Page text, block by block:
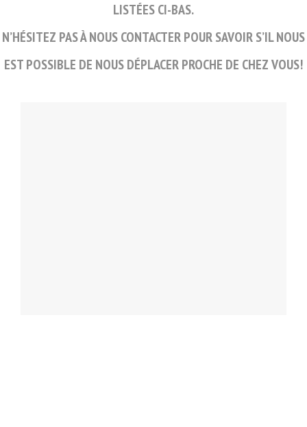
LISTÉES CI-BAS.
N’HÉSITEZ PAS À NOUS CONTACTER POUR SAVOIR S’IL NOUS
EST POSSIBLE DE NOUS DÉPLACER PROCHE DE CHEZ VOUS!